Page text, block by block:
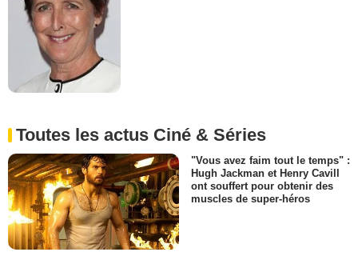
Toutes les actus Ciné & Séries
"Vous avez faim tout le temps" :
Hugh Jackman et Henry Cavill
ont souffert pour obtenir des
muscles de super-héros